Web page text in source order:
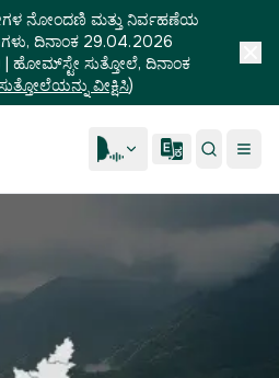
ನೋಂದಣಿ ಮತ್ತು ನಿರ್ವಹಣೆಯ
ದಿನಾಂಕ 29.04.2026
| ಹೋಮ್‌ಸ್ಟೇ ಸುತ್ತೋಲೆ, ದಿನಾಂಕ
ವೀಕ್ಷಿಸಿ)